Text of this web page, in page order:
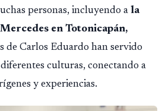
personas, incluyendo a la
en Totonicapán,
de Carlos Eduardo han servido
culturas, conectando a
y experiencias.